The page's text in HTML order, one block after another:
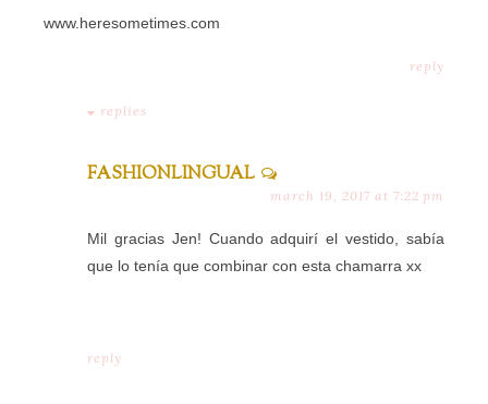
www.heresometimes.com
reply
replies
FASHIONLINGUAL
march 19, 2017 at 7:22 pm
Mil gracias Jen! Cuando adquirí el vestido, sabía
que lo tenía que combinar con esta chamarra xx
reply